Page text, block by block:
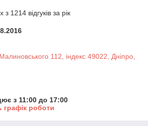
1214 відгуків за рік
112, індекс 49022, Дніпро,
з 11:00 до 17:00
графік роботи